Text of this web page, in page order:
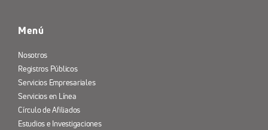
Menú
Nosotros
Registros Públicos
Servicios Empresariales
Servicios en Línea
Círculo de Afiliados
Estudios e Investigaciones